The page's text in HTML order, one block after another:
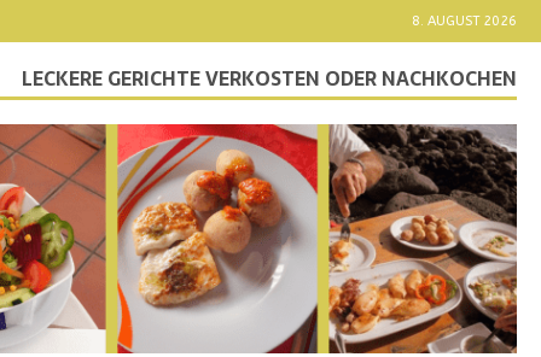
8. AUGUST 2026
LECKERE GERICHTE VERKOSTEN ODER NACHKOCHEN